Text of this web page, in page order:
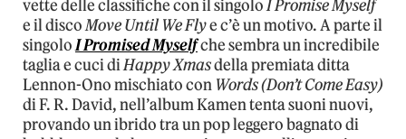
vette delle classifiche con il singoloI Promise Myself
e il discoMove Until We Flye c’è un motivo. A parte il
singoloI Promised Myselfche sembra un incredibile
taglia e cuci diHappy Xmasdella premiata ditta
Lennon-Ono mischiato con Words (Don’t Come Easy)
di F. R. David, nell’album Kamen tenta suoni nuovi,
provando un ibrido tra un pop leggero bagnato di